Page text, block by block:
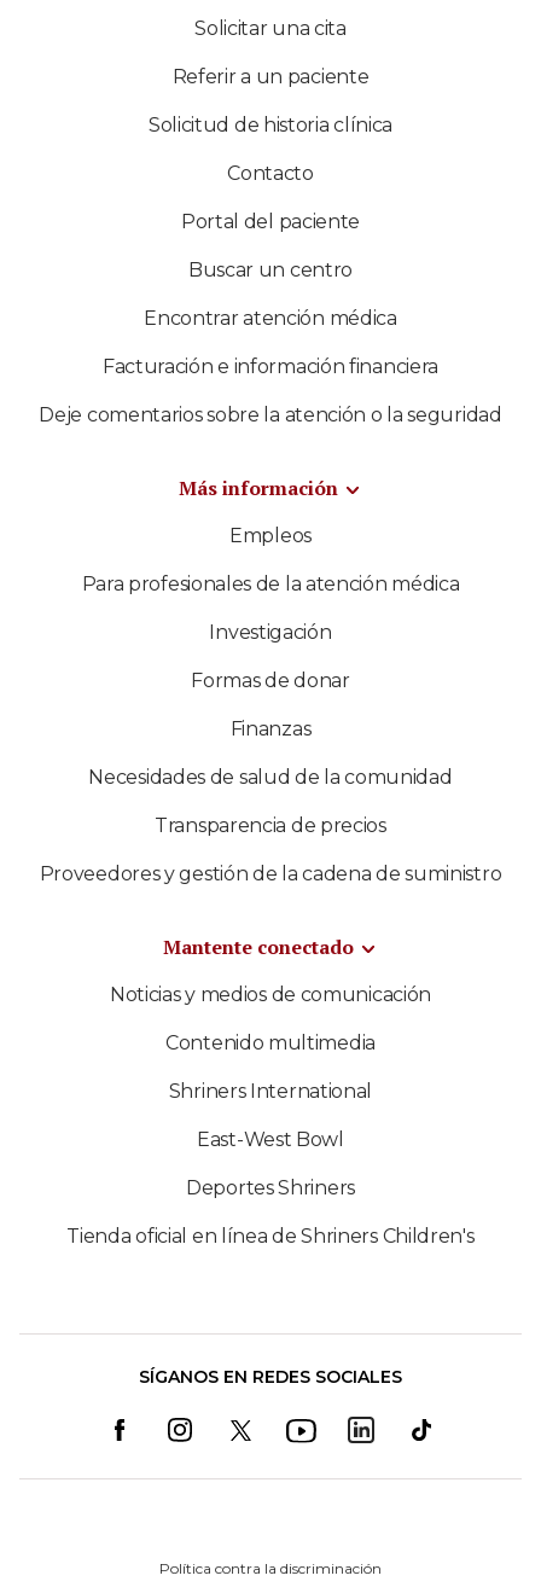
Solicitar una cita
Referir a un paciente
Solicitud de historia clínica
Contacto
Portal del paciente
Buscar un centro
Encontrar atención médica
Facturación e información financiera
Deje comentarios sobre la atención o la seguridad
Más información
Empleos
Para profesionales de la atención médica
Investigación
Formas de donar
Finanzas
Necesidades de salud de la comunidad
Transparencia de precios
Proveedores y gestión de la cadena de suministro
Mantente conectado
Noticias y medios de comunicación
Contenido multimedia
Shriners International
East-West Bowl
Deportes Shriners
Tienda oficial en línea de Shriners Children's
SÍGANOS EN REDES SOCIALES
Política contra la discriminación